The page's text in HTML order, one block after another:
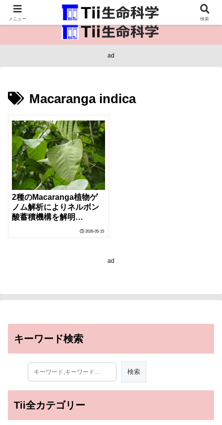
医療保健・生命・生物の情報インフラ。
ad
Macaranga indica
2種のMacaranga植物ゲ
ノム解析によりネルボン
酸蓄積機構を解明
Macaranga Plants
2026-05-15
ad
キーワード検索
Tii全カテゴリー
メニュー 検索